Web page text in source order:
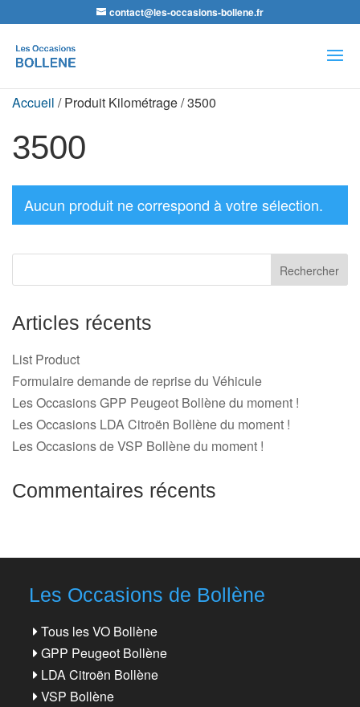
contact@les-occasions-bollene.fr
de
produits
Accueil / Produit Kilométrage / 3500
3500
Aucun produit ne correspond à votre sélection.
Articles récents
List Product
Formulaire demande de reprise du Véhicule
Les Occasions GPP Peugeot Bollène du moment !
Les Occasions LDA Citroën Bollène du moment !
Les Occasions de VSP Bollène du moment !
Commentaires récents
Les Occasions de Bollène
Tous les VO Bollène
GPP Peugeot Bollène
LDA Citroën Bollène
VSP Bollène